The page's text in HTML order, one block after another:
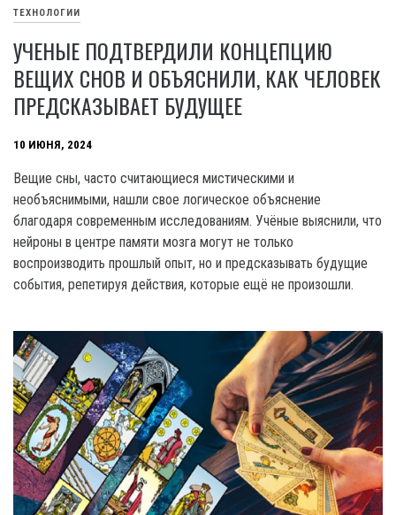
ТЕХНОЛОГИИ
УЧЕНЫЕ ПОДТВЕРДИЛИ КОНЦЕПЦИЮ
ВЕЩИХ СНОВ И ОБЪЯСНИЛИ, КАК ЧЕЛОВЕК
ПРЕДСКАЗЫВАЕТ БУДУЩЕЕ
10 ИЮНЯ, 2024
Вещие сны, часто считающиеся мистическими и
необъяснимыми, нашли свое логическое объяснение
благодаря современным исследованиям. Учёные выяснили, что
нейроны в центре памяти мозга могут не только
воспроизводить прошлый опыт, но и предсказывать будущие
события, репетируя действия, которые ещё не произошли.